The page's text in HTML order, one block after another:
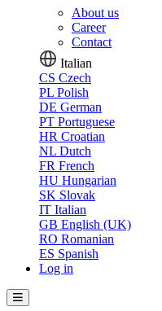
About us
Career
Contact
Italian
CS Czech
PL Polish
DE German
PT Portuguese
HR Croatian
NL Dutch
FR French
HU Hungarian
SK Slovak
IT Italian
GB English (UK)
RO Romanian
ES Spanish
Log in